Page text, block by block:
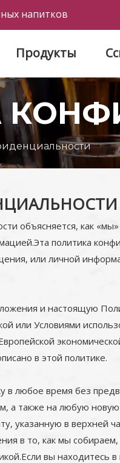
напитков
Продукты
объясняется, как
политика
или личной
и настоящую
или Условиями
в этой политике.
любое время без
а также на любую
указанную в верхней
в то, как мы
вы